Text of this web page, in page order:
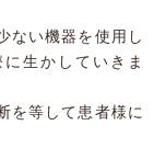
ない機器を使用し
生かしていきま
を等して患者様に